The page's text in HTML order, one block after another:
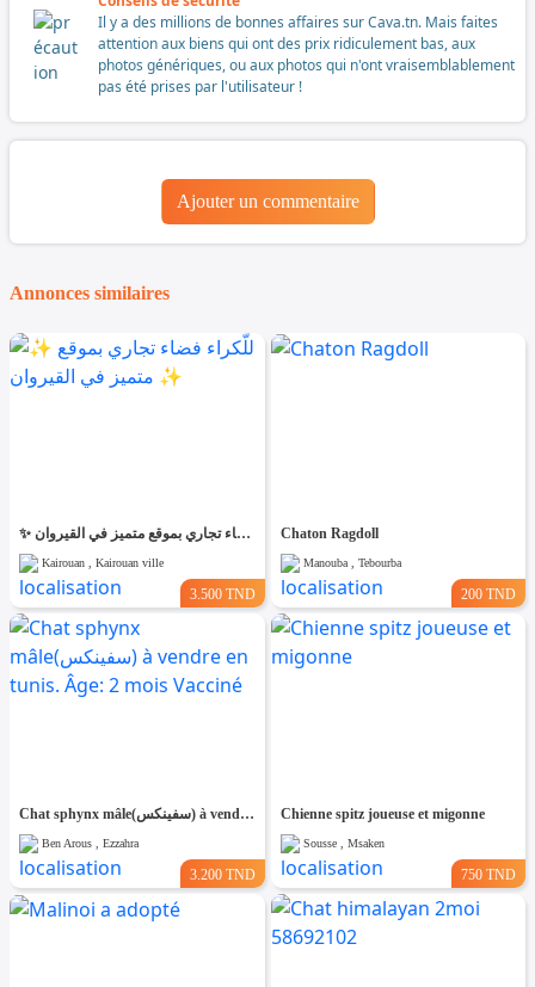
Il y a des millions de bonnes affaires sur Cava.tn. Mais faites
attention aux biens qui ont des prix ridiculement bas, aux
photos génériques, ou aux photos qui n'ont vraisemblablement
pas été prises par l'utilisateur !
Ajouter un commentaire
Annonces similaires
✨ للّكراء فضاء تجاري بموقع متميز في القيروان ✨
Kairouan , Kairouan ville
3.500 TND
Chaton Ragdoll
Manouba , Tebourba
200 TND
Chat sphynx mâle(سفينكس) à vendre en tunis. Âge: 2 mois Vacciné
Ben Arous , Ezzahra
3.200 TND
Chienne spitz joueuse et migonne
Sousse , Msaken
750 TND